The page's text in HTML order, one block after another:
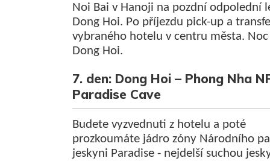
Noi Bai v Hanoji na pozdní odpolední
Dong Hoi. Po příjezdu pick-up a
vybraného hotelu v centru města. Noc
Dong Hoi.
7. den: Dong Hoi – Phong Nha
Paradise Cave
Budete vyzvednuti z hotelu a poté
prozkoumáte jádro zóny Národního
jeskyni Paradise - nejdelší suchou